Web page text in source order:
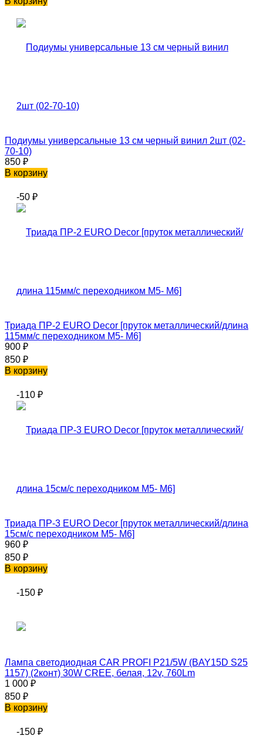
Подиумы универсальные 13 см черный винил 2шт (02-
70-10)
850 ₽
В корзину
-50 ₽
Триада ПР-2 EURO Decor [пруток металлический/длина
115мм/с переходником М5- М6]
900 ₽
850 ₽
В корзину
-110 ₽
Триада ПР-3 EURO Decor [пруток металлический/длина
15см/с переходником М5- М6]
960 ₽
850 ₽
В корзину
-150 ₽
Лампа светодиодная CAR PROFI P21/5W (BAY15D S25
1157) (2конт) 30W CREE, белая, 12v, 760Lm
1 000 ₽
850 ₽
В корзину
-150 ₽